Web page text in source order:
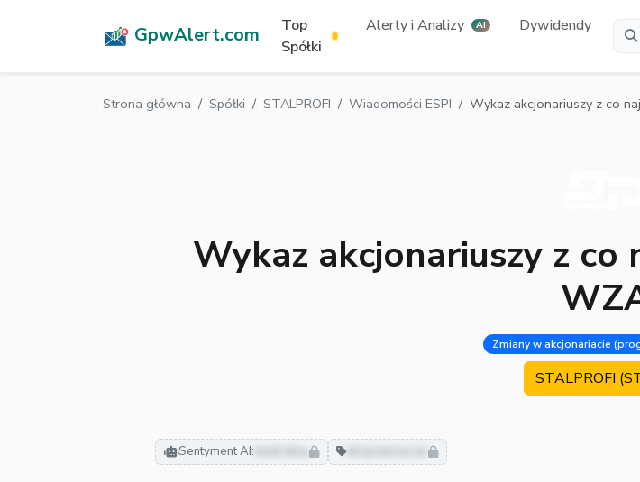
GpwAlert.com
Top
Spółki
Alerty i Analizy AI Dywidendy
Strona główna Spółki STALPROFI Wiadomości ESPI Wykaz akcjonariuszy z co
Wykaz akcjonariuszy z co
Zmiany w akcjonariacie
STALPROFI
Sentyment AI: neutralny akcjonariusze